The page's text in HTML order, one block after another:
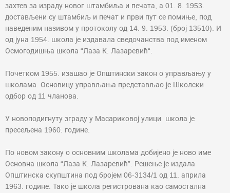
захтев за израду новог штамбиља и печата, а 01. 8. 1953.
достављени су штамбиљ и печат и први пут се помиње, под
наведеним називом у протоколу од 14. 9. 1953. (број 13510). И
од јуна 1954. школа је издавала сведочанства под именом
Осмогодишња школа “Лаза К. Лазаревић“.
Почетком 1955. изашао је Општински закон о управљању у
школама. Основицу управљања представљао је Школски
одбор од 11 чланова.
У новоподигнуту зграду у Масариковој улици школа је
пресељена 1960. године.
По новом закону о основним школама добијено је ново име
Основна школа “Лаза К. Лазаревић”. Решење је издала
Општинска скупштина под бројем 06-3134/1 од 11. априла
1963. године. Тако је школа регистрована као самостална